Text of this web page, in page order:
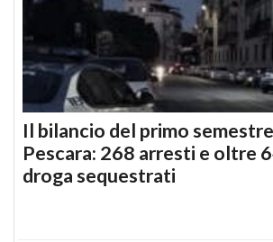
Il bilancio del primo
Pescara: 268 arresti e oltre
droga sequestrati